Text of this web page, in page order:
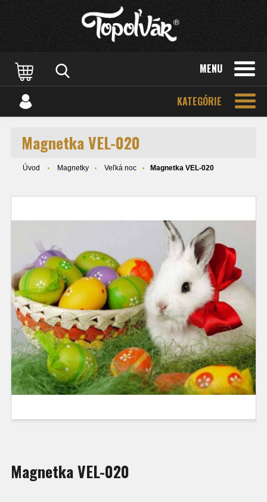
MENU
KATEGÓRIE
Magnetka VEL-020
Úvod Magnetky Veľká noc Magnetka VEL-020
Magnetka VEL-020